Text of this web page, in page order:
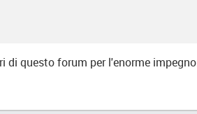
di questo forum per l'enorme